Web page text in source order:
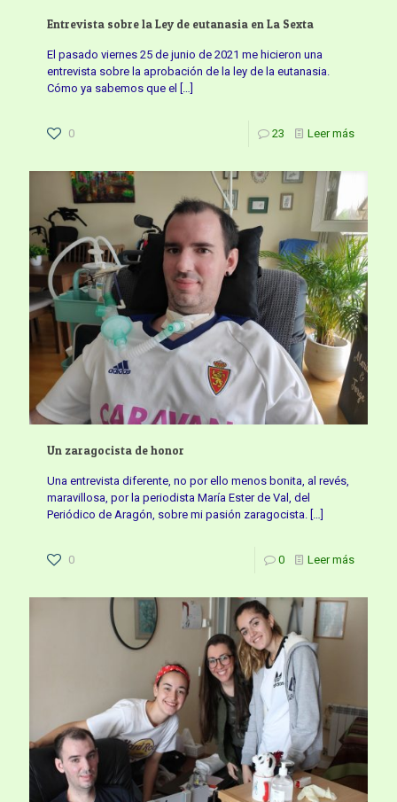
Entrevista sobre la Ley de eutanasia en La Sexta
El pasado viernes 25 de junio de 2021 me hicieron una
entrevista sobre la aprobación de la ley de la eutanasia.
Cómo ya sabemos que el
0 23 Leer más
Un zaragocista de honor
Una entrevista diferente, no por ello menos bonita, al revés,
maravillosa, por la periodista María Ester de Val, del
Periódico de Aragón, sobre mi pasión zaragocista. […]
0 0 Leer más